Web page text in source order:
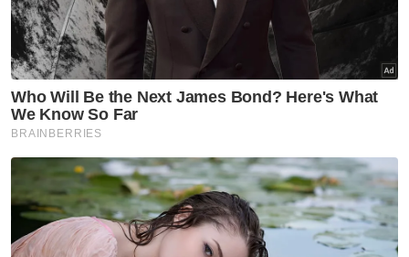
Kenyataan MAG tunjuk
'sindrom penafian' - King Sing
Semasa
​Tiga lelaki Rohingya ditahan
Semasa
Sindiket dadah eksploitasi
pulau kecil: Pakar kriminologi
cadang 3 tindakan segera